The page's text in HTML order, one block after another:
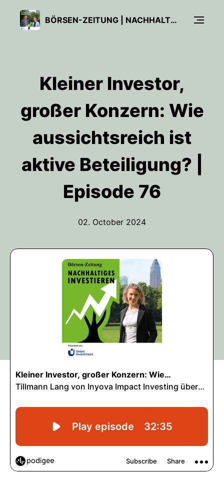
BÖRSEN-ZEITUNG | NACHHALTIGES INVESTIEREN
Kleiner Investor,
großer Konzern: Wie
aussichtsreich ist
aktive Beteiligung? |
Episode 76
02. October 2024